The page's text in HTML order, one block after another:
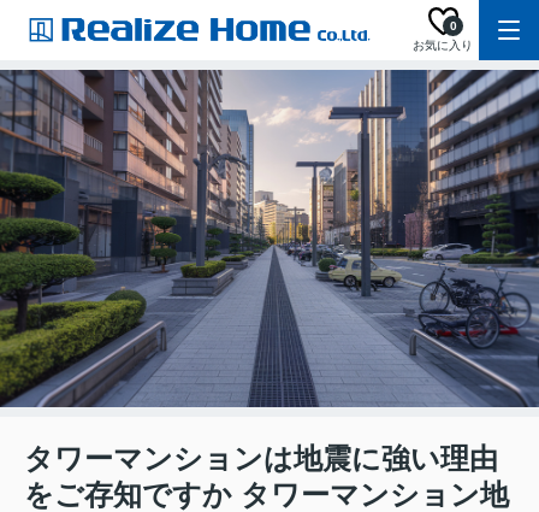
お気に入り
0
タワーマンションは地震に強い理由
をご存知ですか タワーマンション地